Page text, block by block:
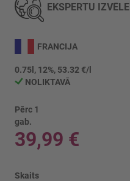
galerijas
sākumu
EKSPERTU IZVĒLE
FRANCIJA
0.75l, 12%, 53.32 €/l
NOLIKTAVĀ
Pērc 1
gab.
39,99 €
Skaits